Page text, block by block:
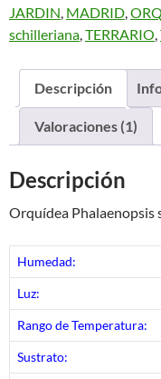
JARDIN, MADRID,
schilleriana,TERRARIO,
Descripción
Valoraciones (1)
Descripción
Orquídea Phalaenopsis
Humedad:
Luz:
Rango de Temperatura:
Sustrato: